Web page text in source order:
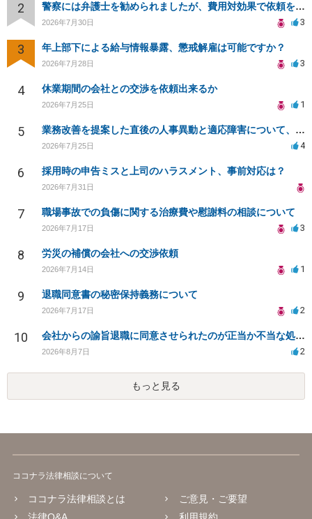
2 警察には弁護士を勧められましたが、費用対効果で依頼をすることを躊躇しています。
2026年7月30日 3
3 年上部下による給与情報暴露、懲戒解雇は可能ですか？
2026年7月28日 3
4 休業期間の会社との交渉を依頼出来るか
2026年7月25日 1
5 業務改善を提案した直後の人事異動と適応障害について、法的に問題があるか相談したいです。
2026年7月25日 4
6 採用時の申告ミスと上司のハラスメント、事前対応は？
2026年7月31日
7 職場事故での負傷に関する治療費や慰謝料の相談について
2026年7月17日 3
8 労災の補償の会社への交渉依頼
2026年7月14日 1
9 退職同意書の秘密保持義務について
2026年7月17日 2
10 会社からの諭旨退職に同意させられたのが正当か不当な処分かどうか教えてほしい
2026年8月7日 2
もっと見る
ココナラ法律相談について
ココナラ法律相談とは
法律Q&A
ご意見・ご要望
利用規約